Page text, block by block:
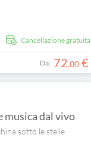
Cancellazione gratuita
Da: 72,00 €
musica dal vivo
sotto le stelle.